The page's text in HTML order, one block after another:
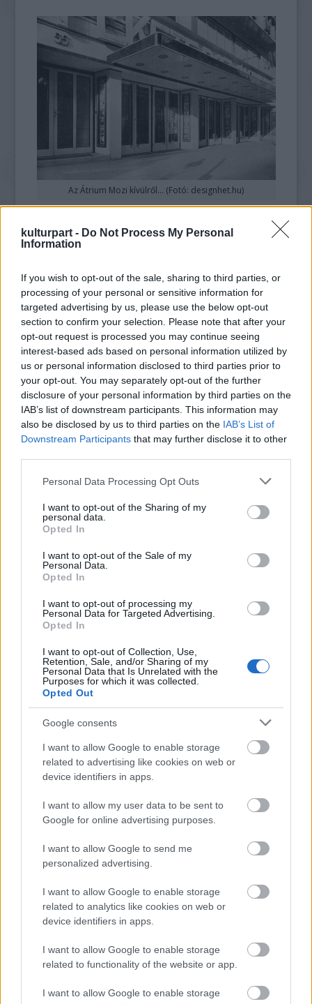
kulturpart - Do Not Process My Personal
Information
If you wish to opt-out of the sale, sharing to third parties, or
processing of your personal or sensitive information for
targeted advertising by us, please use the below opt-out
section to confirm your selection. Please note that after your
opt-out request is processed you may continue seeing
interest-based ads based on personal information utilized by
us or personal information disclosed to third parties prior to
your opt-out. You may separately opt-out of the further
disclosure of your personal information by third parties on the
IAB’s list of downstream participants. This information may
also be disclosed by us to third parties on the IAB’s List of
Downstream Participants that may further disclose it to other
Please note that this website/app uses one or more Google
not limited to your visit or usage behaviour. You may click to
grant or deny consent to Google and its third-party tags to
use your data for below specified purposes in below Google
consent section.
Personal Data Processing Opt Outs
I want to opt-out of the Sharing of my
personal data.
Opted In
I want to opt-out of the Sale of my
Personal Data.
Opted In
I want to opt-out of processing my
Personal Data for Targeted Advertising.
Opted In
I want to opt-out of Collection, Use,
Retention, Sale, and/or Sharing of my
Personal Data that Is Unrelated with the
Purposes for which it was collected.
Opted Out
Google consents
I want to allow Google to enable storage
related to advertising like cookies on web or
device identifiers in apps.
I want to allow my user data to be sent to
Google for online advertising purposes.
I want to allow Google to send me
personalized advertising.
I want to allow Google to enable storage
related to analytics like cookies on web or
device identifiers in apps.
I want to allow Google to enable storage
related to functionality of the website or app.
I want to allow Google to enable storage
Az Átrium Mozi kívülről... (Fotó: designhet.hu)
... és belülről (Fotó: mandarchiv.hu)
Az egykori Május 1. moziként ismert épület
Mivel ez Kozma Lajos (1884-1948) tervező-
építész egyik legismertebb épülete, a színház
vezetőinek célja, hogy az Átrium egyfajta
Bauhaus-központtá váljon Budapesten.
Ennek az elgondolásnak menték szervezik a
programot a Design Hét Budapest 2014
eseménysorozat részeként.
További részletek az eseményrőlaz Átrium
honlapján
Forrás:Hirado.hu
Színház Képző
„NEM TÖBB EZER EMBERRE UTAZUNK, HANEM